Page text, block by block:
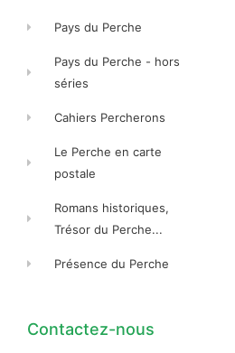
Pays du Perche
Pays du Perche - hors
séries
Cahiers Percherons
Le Perche en carte
postale
Romans historiques,
Trésor du Perche...
Présence du Perche
Contactez-nous